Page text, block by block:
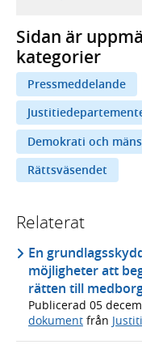
Sidan är
kategorier
Pressmeddelande
Demokrati och
Rättsväsendet
Relaterat
En
möjligheter att
rätten till
Publicerad 05
dokument från